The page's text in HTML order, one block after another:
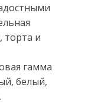
торта и
гамма
белый,